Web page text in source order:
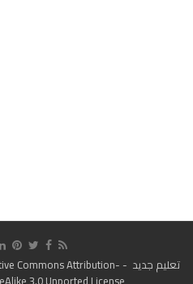
تعليم جديد - This work is licensed under a
Commons Attribution-